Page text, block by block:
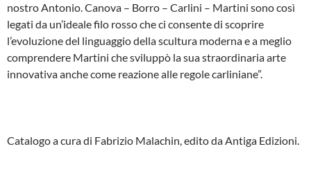
nostro Antonio. Canova – Borro – Carlini – Martini sono così
legati da un’ideale filo rosso che ci consente di scoprire
l’evoluzione del linguaggio della scultura moderna e a meglio
comprendere Martini che sviluppò la sua straordinaria arte
innovativa anche come reazione alle regole carliniane”.
Catalogo a cura di Fabrizio Malachin, edito da Antiga Edizioni.